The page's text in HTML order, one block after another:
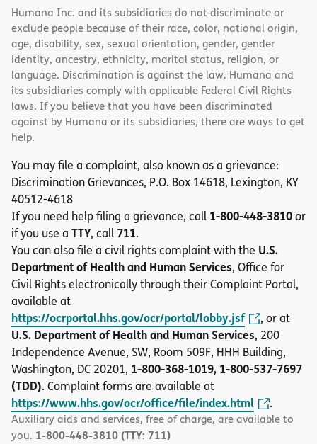
Humana Inc. and its subsidiaries do not discriminate or
exclude people because of their race, color, national origin,
age, disability, sex, sexual orientation, gender, gender
identity, ancestry, ethnicity, marital status, religion, or
language. Discrimination is against the law. Humana and
its subsidiaries comply with applicable Federal Civil Rights
laws. If you believe that you have been discriminated
against by Humana or its subsidiaries, there are ways to get
help.
You may file a complaint, also known as a grievance:
Discrimination Grievances, P.O. Box 14618, Lexington, KY
40512-4618
If you need help filing a grievance, call 1-800-448-3810or
if you use a TTY, call 711.
You can also file a civil rights complaint with the U.S.
Department of Health and Human Services, Office for
Civil Rights electronically through their Complaint Portal,
available at
https://ocrportal.hhs.gov/ocr/portal/lobby.jsf , or at
U.S. Department of Health and Human Services, 200
Independence Avenue, SW, Room 509F, HHH Building,
Washington, DC 20201, 1-800-368-1019, 1-800-537-7697
(TDD). Complaint forms are available at
https://www.hhs.gov/ocr/office/file/index.html .
Auxiliary aids and services, free of charge, are available to
you. 1-800-448-3810 (TTY: 711)